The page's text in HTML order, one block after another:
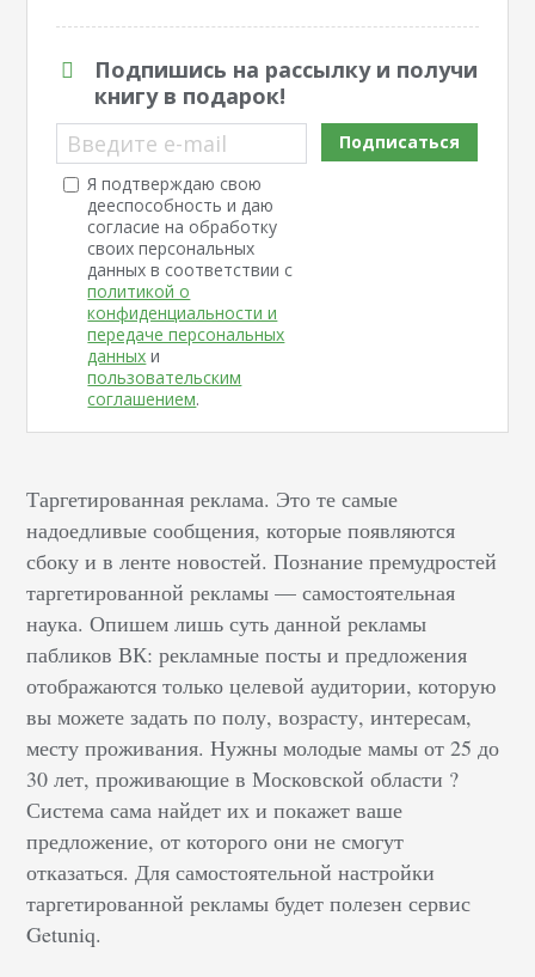
Подпишись на рассылку и получи
книгу в подарок!
Введите e-mail
Я подтверждаю свою
дееспособность и даю
согласие на обработку
своих персональных
данных в соответствии с
политикой о
конфиденциальности и
передаче персональных
данных и
пользовательским
соглашением.
Подписаться
Таргетированная реклама. Это те самые
надоедливые сообщения, которые появляются
сбоку и в ленте новостей. Познание премудростей
таргетированной рекламы — самостоятельная
наука. Опишем лишь суть данной рекламы
пабликов ВК: рекламные посты и предложения
отображаются только целевой аудитории, которую
вы можете задать по полу, возрасту, интересам,
месту проживания. Нужны молодые мамы от 25 до
30 лет, проживающие в Московской области ?
Система сама найдет их и покажет ваше
предложение, от которого они не смогут
отказаться. Для самостоятельной настройки
таргетированной рекламы будет полезен сервис
Getuniq.